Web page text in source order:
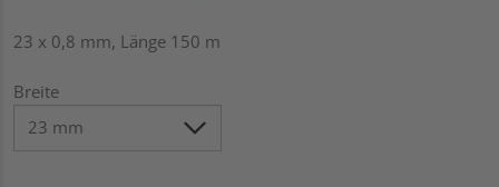
23 x 0,8 mm, Länge 150 m
Breite